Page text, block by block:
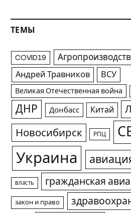
ТЕМЫ
COVID19
Андрей Травников ВСУ
Великая Отечественная война
ДНР Донбасс Китай
Новосибирск РПЦ
Украина
власть гражданская
закон и право